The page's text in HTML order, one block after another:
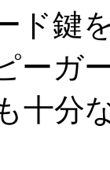
ド鍵
ーガ
十分